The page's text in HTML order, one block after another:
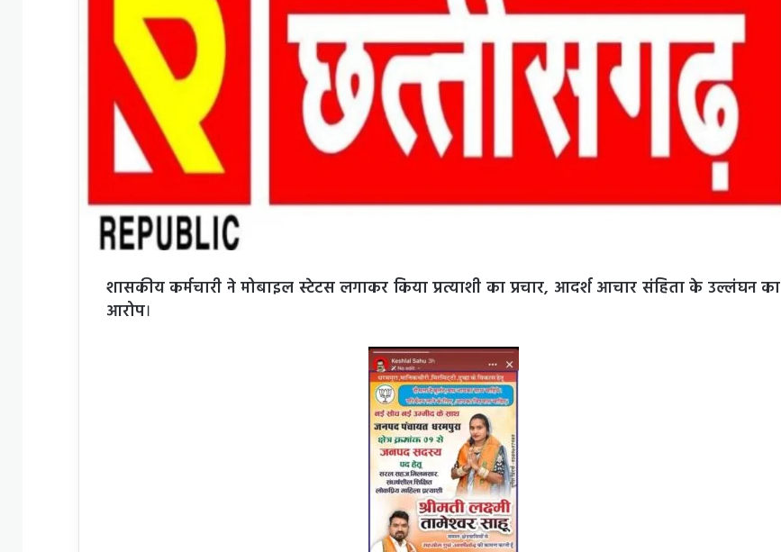
शासकीय कर्मचारी ने मोबाइल स्टेटस लगाकर किया प्रत्याशी का प्रचार, आदर्श आचार संहिता के उल्लंघन का
आरोप।